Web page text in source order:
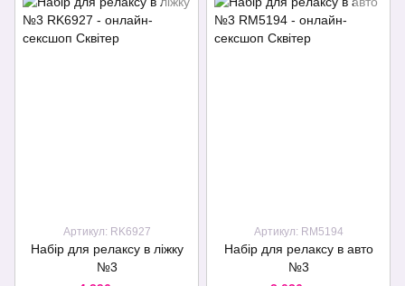
Артикул: RK6927
Набір для релаксу в ліжку
№3
Артикул: RM5194
Набір для релаксу в авто
№3